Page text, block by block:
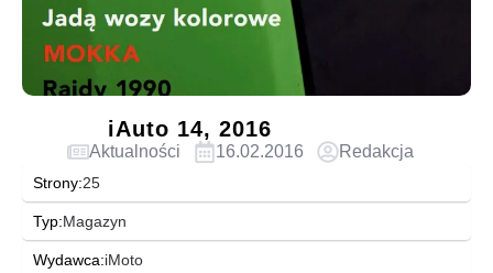
iAuto 14, 2016
Aktualności 16.02.2016 Redakcja
Strony:25
Typ:Magazyn
Wydawca:iMoto